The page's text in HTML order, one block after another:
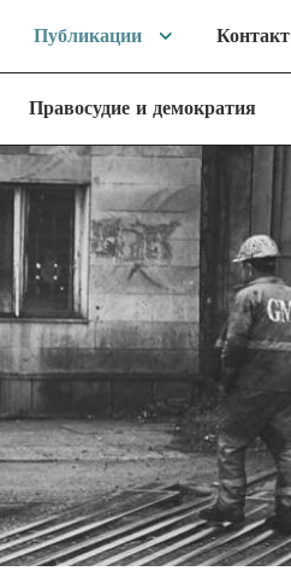
Публикации Контакт
Правосудие и демократия